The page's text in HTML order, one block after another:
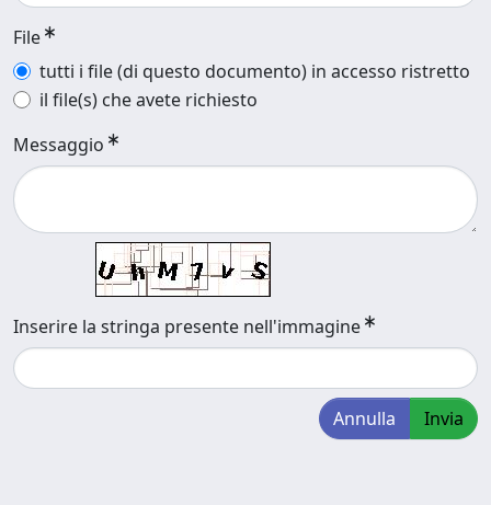
File
tutti i file (di questo documento) in accesso ristretto
il file(s) che avete richiesto
Messaggio
Inserire la stringa presente nell'immagine
Annulla Invia